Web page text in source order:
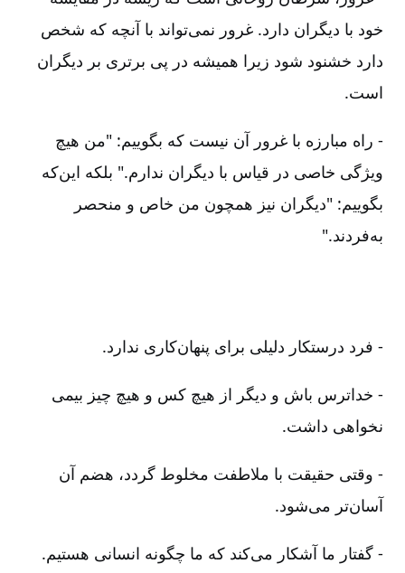
خود با دیگران دارد. غرور نمی‌تواند با آنچه که شخص
دارد خشنود شود زیرا همیشه در پی برتری بر دیگران
است.
- راه مبارزه با غرور آن نیست که بگوییم: "من هیچ
ویژگی خاصی در قیاس با دیگران ندارم." بلکه این‌که
بگوییم: "دیگران نیز همچون من خاص و منحصر
به‌فردند."
- فرد درستکار دلیلی برای پنهان‌کاری ندارد.
- خداترس باش و دیگر از هیچ کس و هیچ چیز بیمی
نخواهی داشت.
- وقتی حقیقت با ملاطفت مخلوط گردد، هضم آن
آسان‌تر می‌شود.
- گفتار ما آشکار می‌کند که ما چگونه انسانی هستیم.